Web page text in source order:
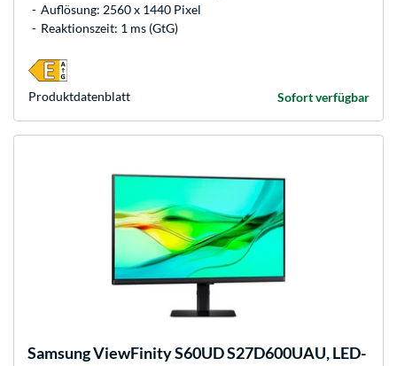
Auflösung: 2560 x 1440 Pixel
Reaktionszeit: 1 ms (GtG)
Sofort verfügbar
Produkt­datenblatt
SamsungViewFinity S60UD S27D600UAU, LED-